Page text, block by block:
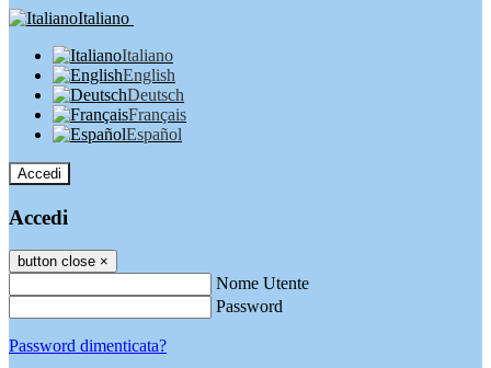
Italiano
Italiano
English
Deutsch
Français
Español
Accedi
Accedi
button close ×
Nome Utente
Password
Password dimenticata?